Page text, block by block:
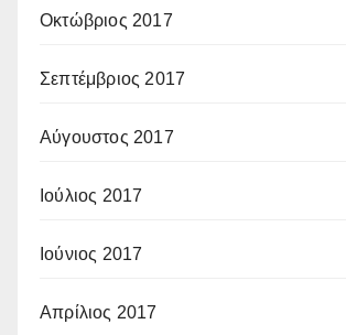
Οκτώβριος 2017
Σεπτέμβριος 2017
Αύγουστος 2017
Ιούλιος 2017
Ιούνιος 2017
Απρίλιος 2017